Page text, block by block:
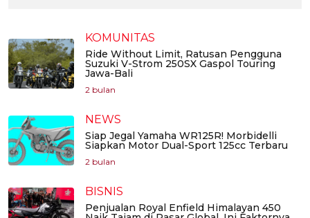
KOMUNITAS
Ride Without Limit, Ratusan Pengguna
Suzuki V-Strom 250SX Gaspol Touring
Jawa-Bali
2 bulan
NEWS
Siap Jegal Yamaha WR125R! Morbidelli
Siapkan Motor Dual-Sport 125cc Terbaru
2 bulan
BISNIS
Penjualan Royal Enfield Himalayan 450